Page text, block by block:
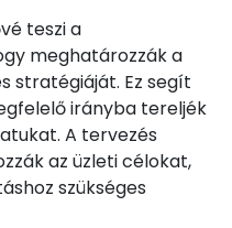
teszi a
meghatározzák a
stratégiáját. Ez segít
irányba tereljék
A tervezés
az üzleti célokat,
szükséges